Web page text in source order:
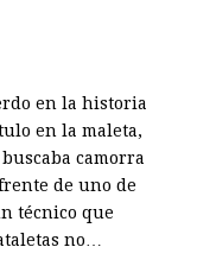
en la historia
en la maleta,
camorra
de uno de
técnico que
no…